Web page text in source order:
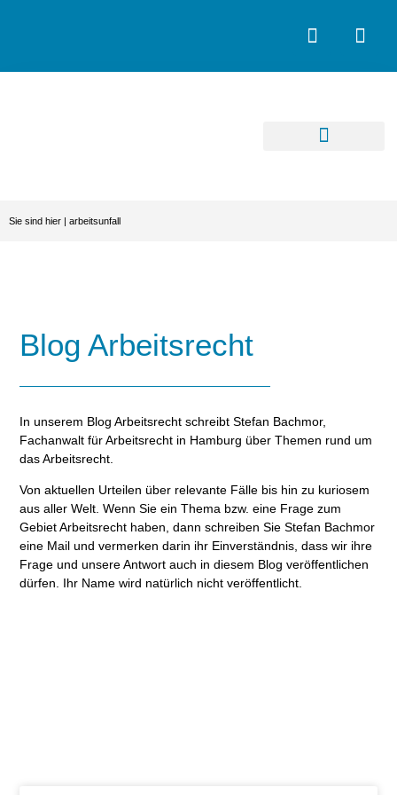
Sie sind hier | arbeitsunfall
Blog Arbeitsrecht
In unserem Blog Arbeitsrecht schreibt Stefan Bachmor,
Fachanwalt für Arbeitsrecht in Hamburg über Themen rund um
das Arbeitsrecht.
Von aktuellen Urteilen über relevante Fälle bis hin zu kuriosem
aus aller Welt. Wenn Sie ein Thema bzw. eine Frage zum
Gebiet Arbeitsrecht haben, dann schreiben Sie Stefan Bachmor
eine Mail und vermerken darin ihr Einverständnis, dass wir ihre
Frage und unsere Antwort auch in diesem Blog veröffentlichen
dürfen. Ihr Name wird natürlich nicht veröffentlicht.